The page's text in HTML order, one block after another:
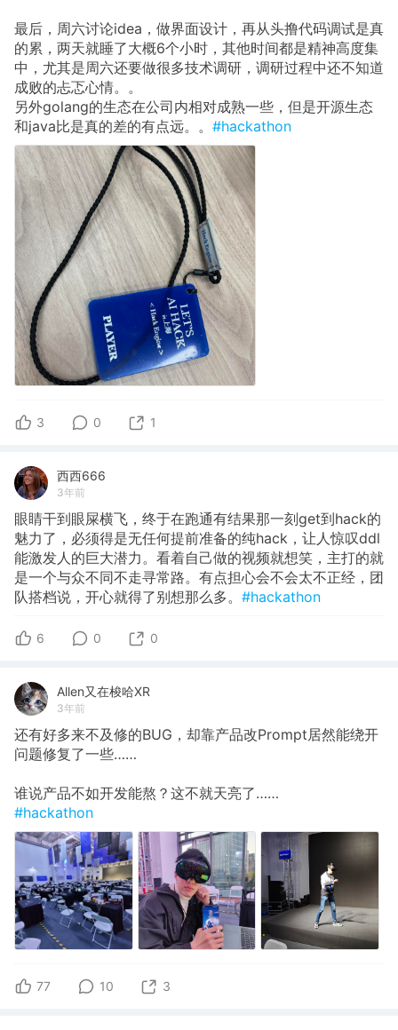
最后，周六讨论idea，做界面设计，再从头撸代码调试是真
的累，两天就睡了大概6个小时，其他时间都是精神高度集
中，尤其是周六还要做很多技术调研，调研过程中还不知道
成败的忐忑心情。。
另外golang的生态在公司内相对成熟一些，但是开源生态
和java比是真的差的有点远。。 #hackathon
3 0 1
西西666
3年前
眼睛干到眼屎横飞，终于在跑通有结果那一刻get到hack的
魅力了，必须得是无任何提前准备的纯hack，让人惊叹ddl
能激发人的巨大潜力。看着自己做的视频就想笑，主打的就
是一个与众不同不走寻常路。有点担心会不会太不正经，团
队搭档说，开心就得了别想那么多。 #hackathon
6 0 0
Allen又在梭哈XR
3年前
还有好多来不及修的BUG，却靠产品改Prompt居然能绕开
问题修复了一些……
谁说产品不如开发能熬？这不就天亮了……
#hackathon
77 10 3